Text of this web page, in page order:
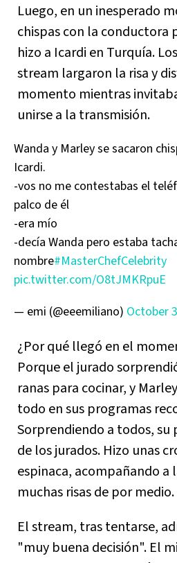
Luego, en un inesperado
chispas con la conductora
hizo a Icardi en Turquía.
stream largaron la risa y
momento mientras
unirse a la transmisión.
Wanda y Marley se sacaron
Icardi.
-vos no me contestabas el
palco de él
-era mío
-decía Wanda pero estaba
nombre#MasterChefCelebrity
pic.twitter.com/O8tJMKRpuE
— emi (@eeemiliano) October
¿Por qué llegó en el
Porque el jurado
ranas para cocinar, y
todo en sus programas
Sorprendiendo a todos,
de los jurados. Hizo unas
espinaca, acompañando a
muchas risas de por medio.
El stream, tras tentarse,
"muy buena decisión". El